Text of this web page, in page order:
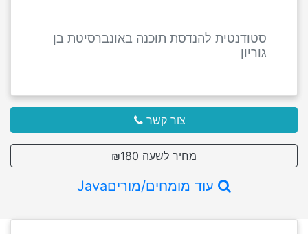
סטודנטית להנדסת תוכנה באונברסיטת בן
גוריון
צור קשר
מחיר לשעה ₪180
עוד מומחים/מוריםJava